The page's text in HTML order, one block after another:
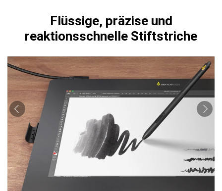
Flüssige, präzise und
reaktionsschnelle Stiftstriche